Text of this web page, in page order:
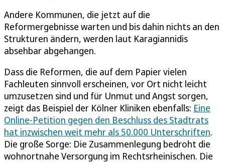
Andere Kommunen, die jetzt auf die
Reformergebnisse warten und bis dahin nichts an den
Strukturen ändern, werden laut Karagiannidis
absehbar abgehangen.
Dass die Reformen, die auf dem Papier vielen
Fachleuten sinnvoll erscheinen, vor Ort nicht leicht
umzusetzen sind und für Unmut und Angst sorgen,
zeigt das Beispiel der Kölner Kliniken ebenfalls: Eine
Online-Petition gegen den Beschluss des Stadtrats
hat inzwischen weit mehr als 50.000 Unterschriften.
Die große Sorge: Die Zusammenlegung bedroht die
wohnortnahe Versorgung im Rechtsrheinischen. Die